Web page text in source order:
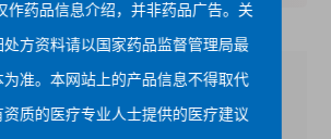
作药品信息介绍，并非药品广告。关
方资料请以国家药品监督管理局最
准。本网站上的产品信息不得取代
资质的医疗专业人士提供的医疗建议